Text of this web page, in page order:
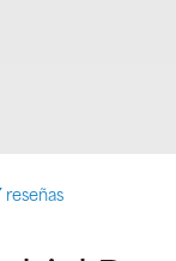
reseñas